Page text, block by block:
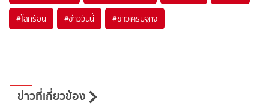
#โลกร้อน #ข่าววันนี้ #ข่าวเศรษฐกิจ
ข่าวที่เกี่ยวข้อง